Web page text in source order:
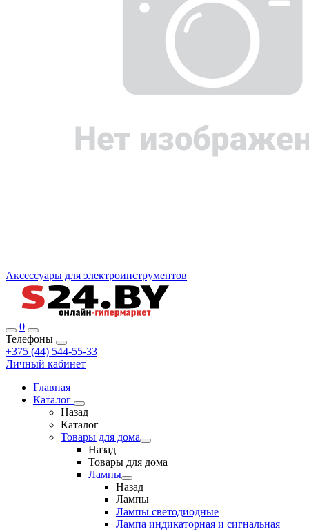
Аксессуары для электроинструментов
0
Телефоны
+375 (44) 544-55-33
Личный кабинет
Главная
Каталог
Назад
Каталог
Товары для дома
Назад
Товары для дома
Лампы
Назад
Лампы
Лампы светодиодные
Лампа индикаторная и сигнальная